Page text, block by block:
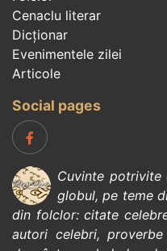
Cenaclu literar
Dicționar
Evenimentele zilei
Articole
Social pages
Cuvinte
globul, pe teme
din folclor:citate
autori celebri,